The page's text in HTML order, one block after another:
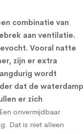
combinatie van
aan ventilatie.
Vooral natte
zijn er extra
wordt
dat de waterdamp
er zich
onvermijdbaar
Dat is niet alleen